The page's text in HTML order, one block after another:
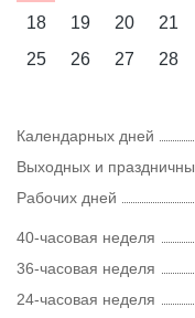
18
19 20 21
25
26 27 28
Календарных дней
Выходных и
Рабочих дней
40-часовая неделя
36-часовая неделя
24-часовая неделя